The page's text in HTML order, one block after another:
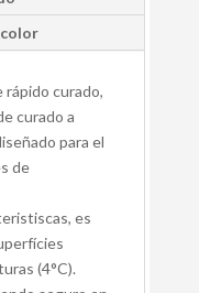
rápido curado,
curado a
para el
de
es
(4°C).